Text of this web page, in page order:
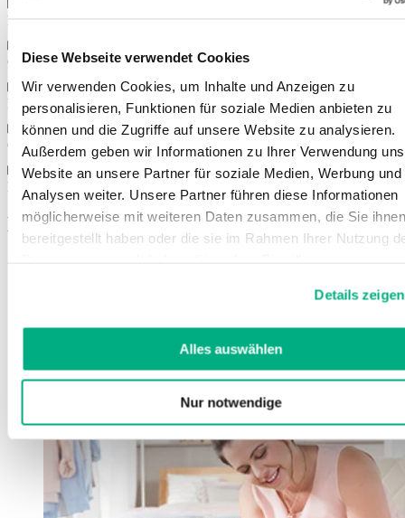
Diese Webseite verwendet Cookies
Wir verwenden Cookies, um Inhalte und Anzeigen zu
personalisieren, Funktionen für soziale Medien anbieten zu
können und die Zugriffe auf unsere Website zu analysieren.
Außerdem geben wir Informationen zu Ihrer Verwendung
Website an unsere Partner für soziale Medien, Werbung und
Analysen weiter. Unsere Partner führen diese Informationen
möglicherweise mit weiteren Daten zusammen, die Sie ihnen
bereitgestellt haben oder die sie im Rahmen Ihrer Nutzung
unsererDatenschutzerklärungundImpressum.
Details zeigen
Alles auswählen
Nur notwendige
Farben
Größen
Produktvarianten
Gebrauchsanweisung
Richtiges Anziehen
Das könnte Sie auch interessieren